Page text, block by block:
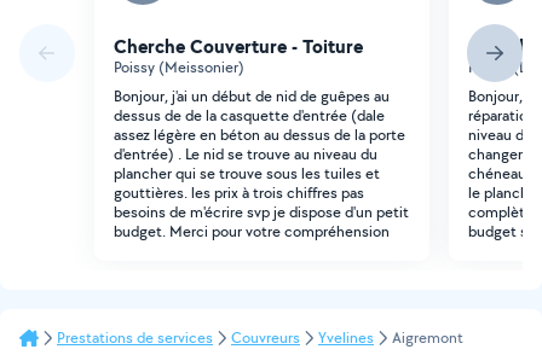
Cherche Couverture - Toiture
Poissy (Meissonier)
Bonjour, j'ai un début de nid de guêpes au
dessus de de la casquette d'entrée (dale
assez légère en béton au dessus de la porte
d'entrée) . Le nid se trouve au niveau du
plancher qui se trouve sous les tuiles et
gouttières. les prix à trois chiffres pas
besoins de m'écrire svp je dispose d'un petit
budget. Merci pour votre compréhension
Poissy
Bonjour,
réparation
niveau du
changer
chéneau,
le
budget
Prestations de services Couvreurs Yvelines Aigremont